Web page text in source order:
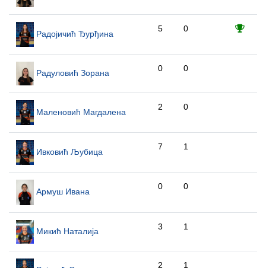
Радојичић Ђурђина
5 0
Радуловић Зорана 0 0
Маленовић Магдалена
2 0
Ивковић Љубица
7 1
Армуш Ивана
0 0
Микић Наталија 3 1
2 1